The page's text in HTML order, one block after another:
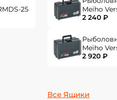
25
Meiho
2 240 ₽
Meiho
2 920 ₽
Все Ящики